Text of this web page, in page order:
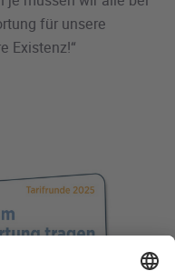
für unsere
Existenz!“